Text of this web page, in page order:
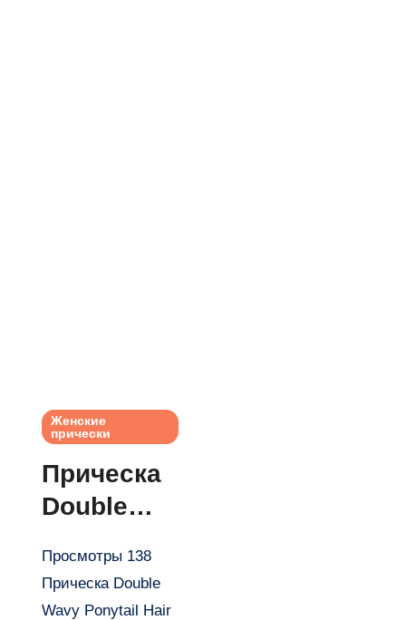
Женские
прически
Прическа
Double
Ponytail
Hair от S-
Просмотры 138
Прическа Double
Wavy Ponytail Hair